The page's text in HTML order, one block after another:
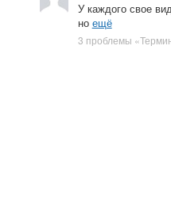
У каждого свое
но ещё